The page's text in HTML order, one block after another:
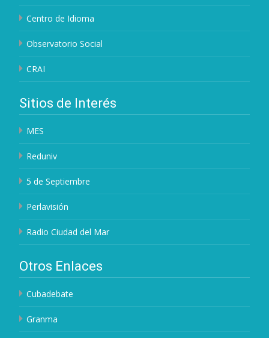
Centro de Idioma
Observatorio Social
CRAI
Sitios de Interés
MES
Reduniv
5 de Septiembre
Perlavisión
Radio Ciudad del Mar
Otros Enlaces
Cubadebate
Granma